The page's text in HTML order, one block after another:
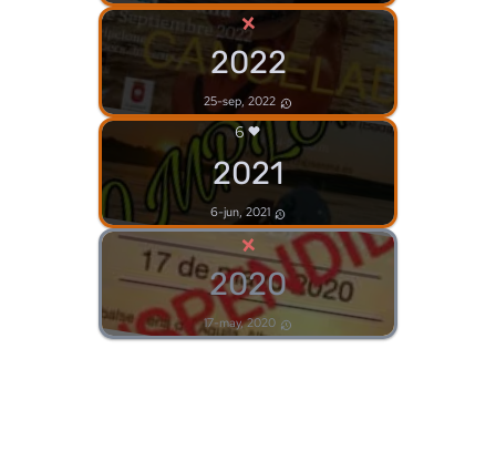
×
2022
25-sep, 2022
6
2021
6-jun, 2021
×
2020
17-may, 2020